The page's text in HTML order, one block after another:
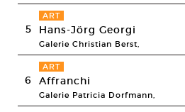
5
ART
Hans-Jörg Georgi
Galerie Christian Berst,
6
ART
Affranchi
Galerie Patricia Dorfmann,